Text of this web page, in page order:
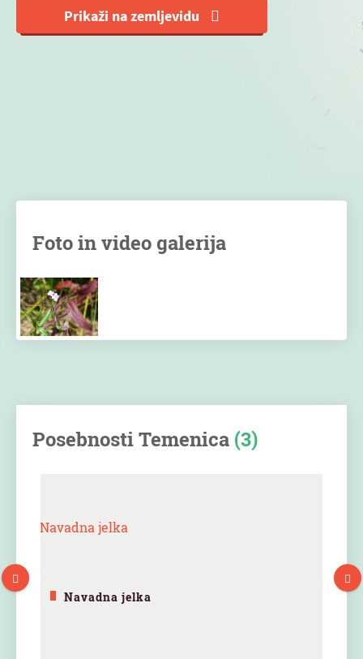
Prikaži na zemljevidu
Foto in video galerija
Posebnosti Temenica (3)
Navadna jelka